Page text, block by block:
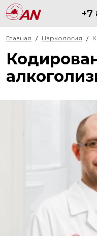
+7
Главная Наркология